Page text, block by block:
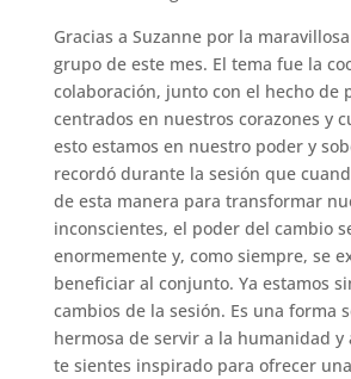
Gracias a Suzanne por la
grupo de este mes. El tema fue la
colaboración, junto con el hecho de
centrados en nuestros corazones y
esto estamos en nuestro poder y
recordó durante la sesión que
de esta manera para transformar
inconscientes, el poder del cambio
enormemente y, como siempre, se
beneficiar al conjunto. Ya estamos
cambios de la sesión. Es una forma
hermosa de servir a la humanidad y
te sientes inspirado para ofrecer